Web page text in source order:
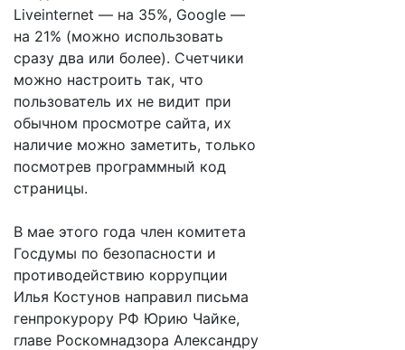
Liveinternet — на 35%, Google —
на 21% (можно использовать
сразу два или более). Счетчики
можно настроить так, что
пользователь их не видит при
обычном просмотре сайта, их
наличие можно заметить, только
посмотрев программный код
страницы.
В мае этого года член комитета
Госдумы по безопасности и
противодействию коррупции
Илья Костунов направил письма
генпрокурору РФ Юрию Чайке,
главе Роскомнадзора Александру